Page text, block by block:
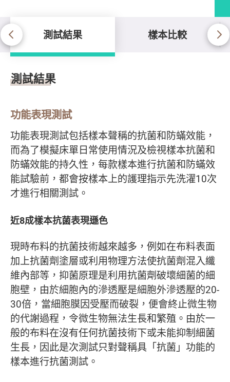
測試結果 樣本比較
測試結果
測試結果
功能表現測試
功能表現測試包括樣本聲稱的抗菌和防蟎效能，
而為了模擬床單日常使用情況及檢視樣本抗菌和
防蟎效能的持久性，每款樣本進行抗菌和防蟎效
能試驗前，都會按樣本上的護理指示先洗濯10次
才進行相關測試。
近8成樣本抗菌表現遜色
現時布料的抗菌技術越來越多，例如在布料表面
加上抗菌劑塗層或利用物理方法使抗菌劑混入纖
維內部等，抑菌原理是利用抗菌劑破壞細菌的細
胞壁，由於細胞內的滲透壓是細胞外滲透壓的20-
30倍，當細胞膜因受壓而破裂，便會終止微生物
的代謝過程，令微生物無法生長和繁殖。由於一
般的布料在沒有任何抗菌技術下或未能抑制細菌
生長，因此是次測試只對聲稱具「抗菌」功能的
樣本進行抗菌測試。